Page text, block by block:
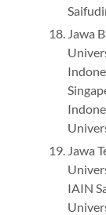
Jawa
Jawa
IAIN